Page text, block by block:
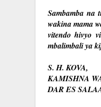
Sambamba na
wakina mama
vitendo hivyo
mbalimbali ya
S. H. KOVA,
KAMISHNA
DAR ES